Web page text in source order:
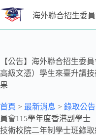
海外聯合招生委
【公告】海外聯合招生委
高級文憑）學生來臺升讀
果
首頁 > 最新消息 > 錄取公告
員會115學年度香港副學士
技術校院二年制學士班錄取